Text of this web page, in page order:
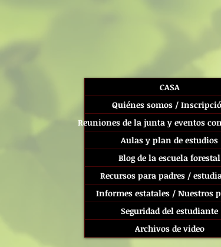
CASA
Quiénes somos /
Reuniones de la junta y eventos
Aulas y plan de estudios
Blog de la escuela forestal
Recursos para padres /
Informes estatales / Nuestros
Seguridad del estudiante
Archivos de video